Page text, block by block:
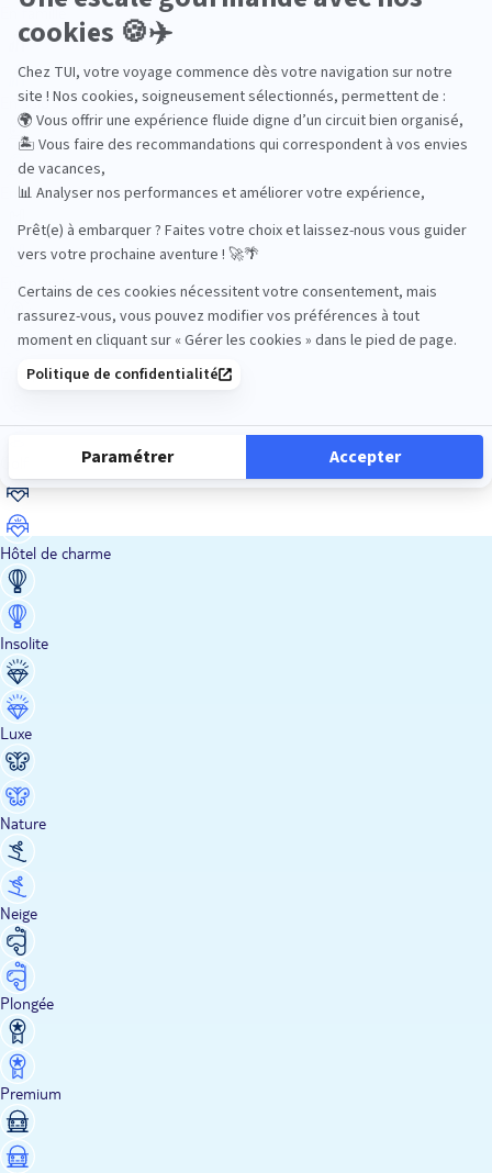
En famille
En solo
En train
Entre amis
Ethique
Hôtel de charme
Insolite
Luxe
Nature
Neige
Plongée
Premium